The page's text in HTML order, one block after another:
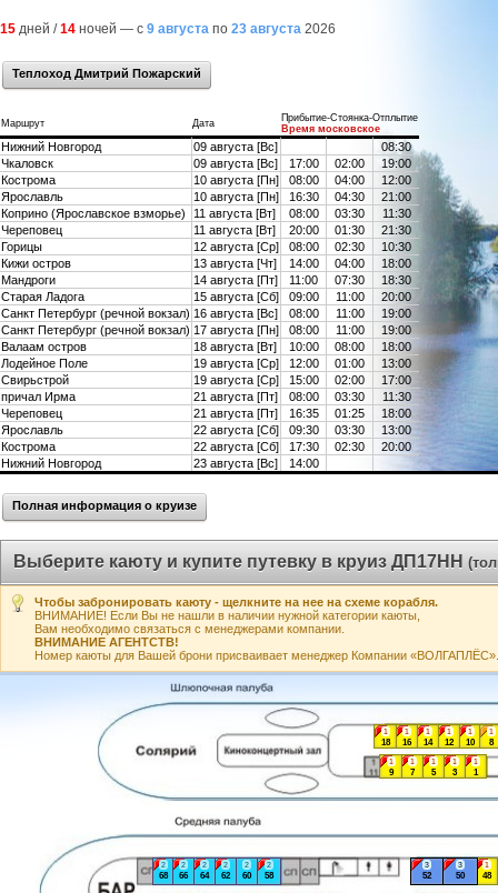
15 дней /14 ночей — с 9 августа по 23 августа 2026
Теплоход Дмитрий Пожарский
Маршрут Дата
Прибытие-Стоянка-Отплытие
Время московское
Нижний Новгород 09 августа [Вс]
08:30
Чкаловск
09 августа [Вс] 17:00 02:00
19:00
Кострома
10 августа [Пн] 08:00 04:00
12:00
Ярославль
10 августа [Пн] 16:30 04:30
21:00
Коприно (Ярославское взморье)
11 августа [Вт] 08:00 03:30
11:30
Череповец
11 августа [Вт] 20:00 01:30
21:30
Горицы
12 августа [Ср] 08:00 02:30
10:30
Кижи остров
13 августа [Чт] 14:00 04:00
18:00
Мандроги
14 августа [Пт] 11:00 07:30
18:30
Старая Ладога
15 августа [Сб] 09:00 11:00
20:00
Санкт Петербург (речной вокзал) 16 августа [Вс] 08:00 11:00
19:00
Санкт Петербург (речной вокзал) 17 августа [Пн] 08:00 11:00
19:00
Валаам остров
18 августа [Вт] 10:00 08:00
18:00
Лодейное Поле
19 августа [Ср] 12:00 01:00
13:00
Свирьстрой
19 августа [Ср] 15:00 02:00
17:00
причал Ирма
21 августа [Пт] 08:00 03:30
11:30
Череповец
21 августа [Пт] 16:35 01:25
18:00
Ярославль
22 августа [Сб] 09:30 03:30
13:00
Кострома
22 августа [Сб] 17:30 02:30
20:00
Нижний Новгород
23 августа [Вс] 14:00
Полная информация о круизе
Выберите каюту и купите путевку в круиз ДП17НН
Чтобы забронировать каюту - щелкните на нее на схеме корабля.
ВНИМАНИЕ! Если Вы не нашли в наличии нужной категории каюты,
Вам необходимо связаться с менеджерами компании.
ВНИМАНИЕ АГЕНТСТВ!
Номер каюты для Вашей брони присваивает менеджер Компании «ВОЛГАПЛЁС».
1
1
1
10
1
12
1
14
1
16
1
18
1
3
1
48
1
5
3
50
3
52
2
58
2
60
2
62
2
64
2
66
2
68
1
7
1
8
1
9